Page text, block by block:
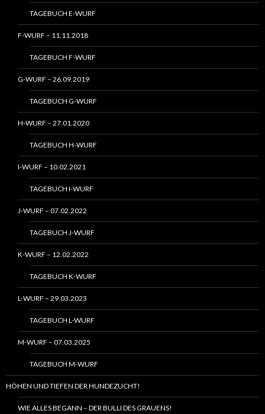
TAGEBUCH E-WURF
F-WURF – 11.11.2018
TAGEBUCH F-WURF
G-WURF – 26.09.2019
TAGEBUCH G-WURF
H-WURF – 27.01.2020
TAGEBUCH H-WURF
I-WURF – 10.02.2021
TAGEBUCH I-WURF
J-WURF – 07.02.2022
TAGEBUCH J-WURF
K-WURF – 12.02.2022
TAGEBUCH K-WURF
L-WURF – 29.03.2023
TAGEBUCH L-WURF
M-WURF – 07.03.2025
TAGEBUCH M-WURF
HÖHEN UND TIEFEN DER HUNDEZUCHT!
WIE ALLES BEGANN – DER BULLI DES GRAUENS!